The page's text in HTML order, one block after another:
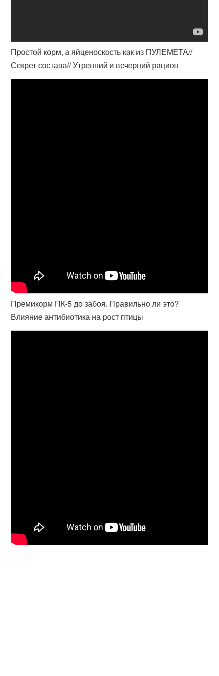
Простой корм, а яйценоскость как из ПУЛЕМЕТА//
Секрет состава// Утренний и вечерний рацион
Премикорм ПК-5 до забоя. Правильно ли это?
Влияние антибиотика на рост птицы